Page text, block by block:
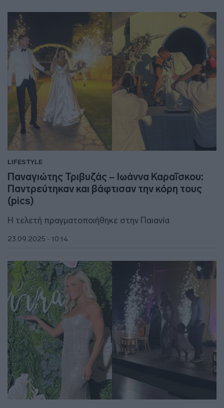
LIFESTYLE
Παναγιώτης Τριβυζάς – Ιωάννα Καραΐσκου:
Παντρεύτηκαν και βάφτισαν την κόρη τους
(pics)
Η τελετή πραγματοποιήθηκε στην Παιανία
23.09.2025 - 10:14